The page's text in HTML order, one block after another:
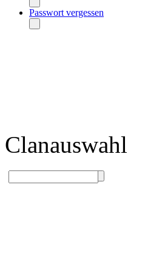
Passwort vergessen
Clanauswahl